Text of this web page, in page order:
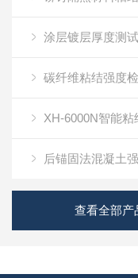
涂层镀层厚度测
碳纤维粘结强度
后锚固法混凝土
查看全部产